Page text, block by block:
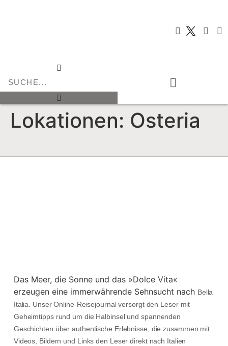
Lokationen: Osteria
Das Meer, die Sonne und das »Dolce Vita«
erzeugen eine immerwährende Sehnsucht nach Bella
Italia. Unser Online-Reisejournal versorgt den Leser mit
Geheimtipps rund um die Halbinsel und spannenden
Geschichten über authentische Erlebnisse, die zusammen mit
Videos, Bildern und Links den Leser direkt nach Italien